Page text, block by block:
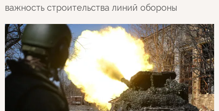
важность строительства линий обороны